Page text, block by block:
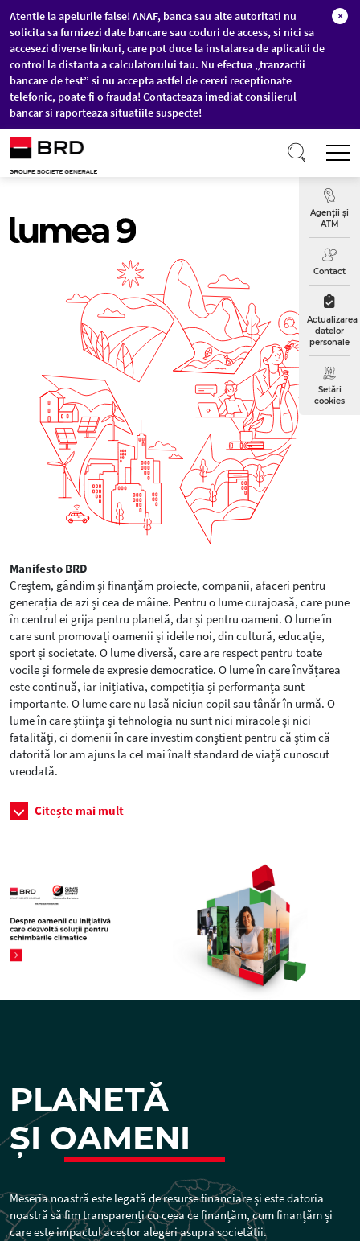
Sari la conținutul principal
Atentie la apelurile false! ANAF, banca sau alte autoritati nu
solicita sa furnizezi date bancare sau coduri de access, si nici sa
accesezi diverse linkuri, care pot duce la instalarea de aplicatii de
control la distanta a calculatorului tau. Nu efectua „tranzactii
bancare de test” si nu accepta astfel de cereri receptionate
telefonic, poate fi o frauda! Contacteaza imediat consilierul
bancar si raporteaza situatiile suspecte!
×
Curs
Agenții și
ATM
Contact
Actualizarea
datelor
personale
Setări
cookies
Manifesto BRD
Creștem, gândim și finanțăm proiecte, companii, afaceri pentru
generația de azi și cea de mâine. Pentru o lume curajoasă, care pune
în centrul ei grija pentru planetă, dar și pentru oameni. O lume în
care sunt promovați oamenii și ideile noi, din cultură, educație,
sport și societate. O lume diversă, care are respect pentru toate
vocile și formele de expresie democratice. O lume în care învățarea
este continuă, iar inițiativa, competiția și performanța sunt
importante. O lume care nu lasă niciun copil sau tânăr în urmă. O
lume în care știința și tehnologia nu sunt nici miracole și nici
fatalități, ci domenii în care investim conștient pentru că știm că
datorită lor am ajuns la cel mai înalt standard de viață cunoscut
vreodată.
Citește mai mult
PLANETĂ
ȘI OAMENI
Meseria noastră este legată de resurse financiare și este datoria
noastră să fim transparenți cu ceea ce finanțăm, cum finanțăm și
care este impactul acestor alegeri asupra societății.